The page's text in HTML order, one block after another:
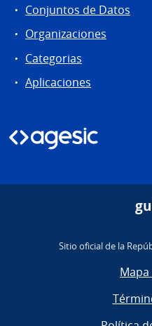
Conjuntos de Datos
Organizaciones
Categorias
Aplicaciones
Sitio oficial de la